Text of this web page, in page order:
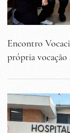
Encontro
própria